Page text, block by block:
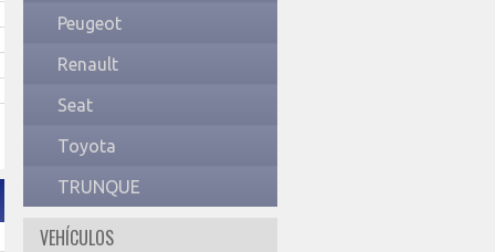
Peugeot
Renault
Seat
Toyota
TRUNQUE
VEHÍCULOS